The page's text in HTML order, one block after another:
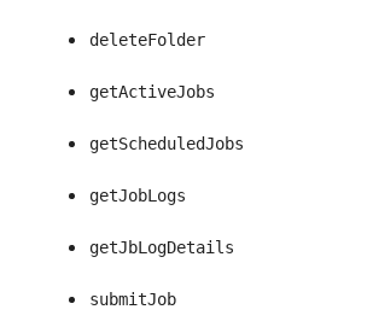
deleteFolder
getActiveJobs
getScheduledJobs
getJobLogs
getJbLogDetails
submitJob